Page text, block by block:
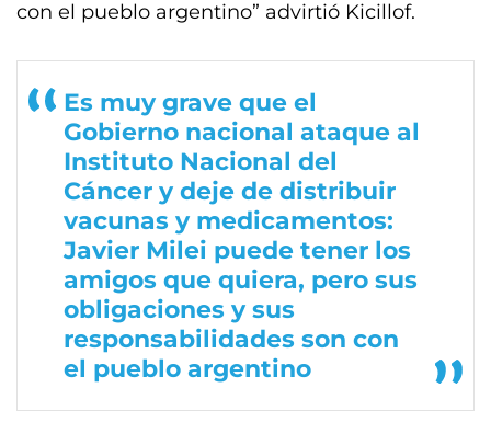
con el pueblo argentino” advirtió Kicillof.
Es muy grave que el
Gobierno nacional ataque al
Instituto Nacional del
Cáncer y deje de distribuir
vacunas y medicamentos:
Javier Milei puede tener los
amigos que quiera, pero sus
obligaciones y sus
responsabilidades son con
el pueblo argentino